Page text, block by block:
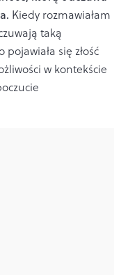
Kiedy rozmawiałam
taką
się złość
w kontekście